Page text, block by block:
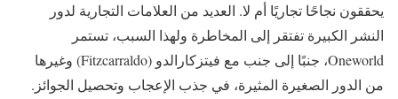
يحققون نجاحًا تجاريًا أم لا. العديد من العلامات التجارية لدور
النشر الكبيرة تفتقر إلى المخاطرة ولهذا السبب، تستمر
Oneworld، جنبًا إلى جنب مع فيتزكارالدو (Fitzcarraldo) وغيرها
من الدور الصغيرة المثيرة، في جذب الإعجاب وتحصيل الجوائز.